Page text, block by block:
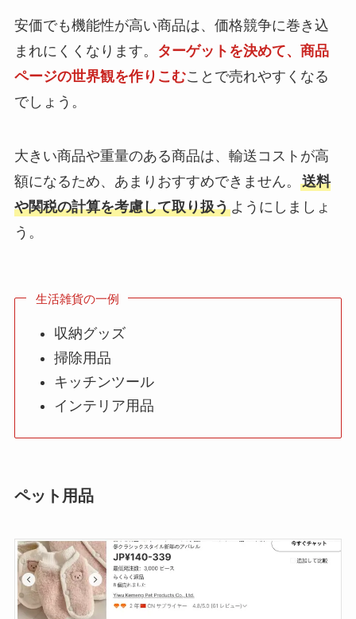
安価でも機能性が高い商品は、価格競争に巻き込
まれにくくなります。
ターゲットを決めて、商品
ページの世界観を作りこむことで売れやすくなる
でしょう。
大きい商品や重量のある商品は、輸送コストが高
額になるため、あまりおすすめできません。 送料
や関税の計算を考慮して取り扱うようにしましょ
う。
生活雑貨の一例
収納グッズ
掃除用品
キッチンツール
インテリア用品
ペット用品